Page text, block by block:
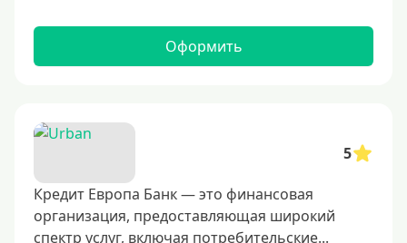
Тип карты
Visa
UnionPay
Мир
Оформить
5
Кредит Европа Банк — это финансовая
организация, предоставляющая широкий
спектр услуг, включая потребительские...